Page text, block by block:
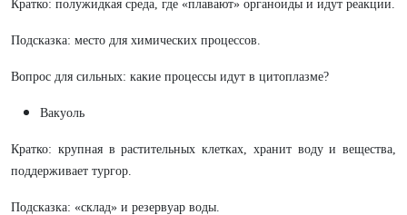
Кратко: полужидкая среда, где «плавают» органоиды и идут реакции.
Подсказка: место для химических процессов.
Вопрос для сильных: какие процессы идут в цитоплазме?
Вакуоль
Кратко: крупная в растительных клетках, хранит воду и вещества,
поддерживает тургор.
Подсказка: «склад» и резервуар воды.